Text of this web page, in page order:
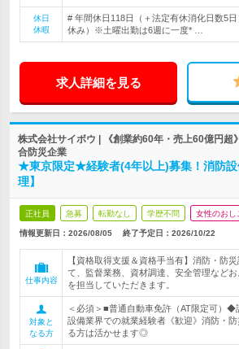
休日
休暇
# 年間休日118日（＋法定有休消化日数5
休み）※土曜出勤は6週に一度* …
求人詳細を見る
株式会社サイボウ | 《創業約60年・売上60億円超
合防災企業
★東京限定★経験者(4年以上)募集！消防設
理】
正社員 急募 転勤なし 学歴不問 女性のおし
情報更新日：2026/08/05 終了予定日： 2026/10/22
仕事内容
【資格取得支援＆資格手当有】消防・防
て、監督業務、資材調達、安全管理など
を担当していただきます。
対象と
なる方
＜必須＞■普通自動車免許（AT限定可）◆
設備業界での就業経験者《歓迎》消防・
る方は活かせます◎